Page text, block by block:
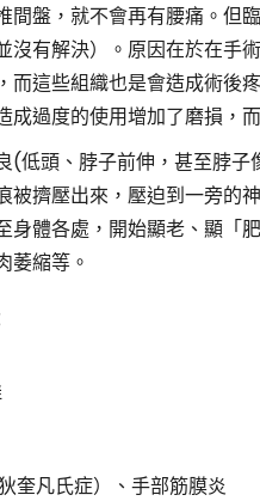
間盤，就不會再有腰痛。但
沒有解決）。原因在於在手
而這些組織也是會造成術後
成過度的使用增加了磨損，
(低頭、脖子前伸，甚至脖
被擠壓出來，壓迫到一旁的
身體各處，開始顯老、顯「
萎縮等。
奎凡氏症）、手部筋膜炎